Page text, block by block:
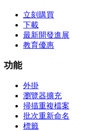
立刻購買
下載
最新開發進展
教育優惠
功能
外掛
瀏覽器擴充
掃描重複檔案
批次重新命名
標籤